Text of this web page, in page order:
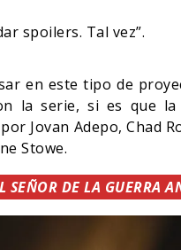
spoilers. Tal vez”.
en este tipo de
la serie, si es que
Jovan Adepo, Chad
Stowe.
SEÑOR DE LA GUERRA